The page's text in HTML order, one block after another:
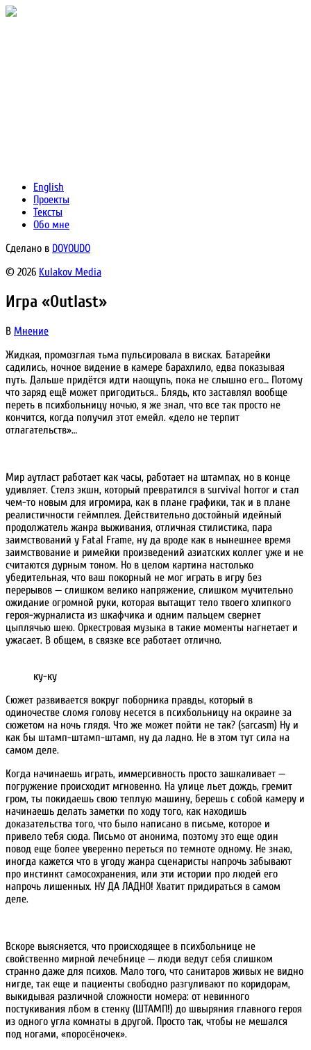
English
Проекты
Тексты
Обо мне
Сделано в DOYOUDO
© 2026 Kulakov Media
Игра «Outlast»
В Мнение
Жидкая, промозглая тьма пульсировала в висках. Батарейки
садились, ночное видение в камере барахлило, едва показывая
путь. Дальше придётся идти наощупь, пока не слышно его… Потому
что заряд ещё может пригодиться.. Блядь, кто заставлял вообще
переть в психбольницу ночью, я же знал, что все так просто не
кончится, когда получил этот емейл. «дело не терпит
отлагательств»…
Мир аутласт работает как часы, работает на штампах, но в конце
удивляет. Стелз экшн, который превратился в survival horror и стал
чем-то новым для игромира, как в плане графики, так и в плане
реалистичности геймплея. Действительно достойный идейный
продолжатель жанра выживания, отличная стилистика, пара
заимствований у Fatal Frame, ну да вроде как в нынешнее время
заимствование и римейки произведений азиатских коллег уже и не
считаются дурным тоном. Но в целом картина настолько
убедительная, что ваш покорный не мог играть в игру без
перерывов — слишком велико напряжение, слишком мучительно
ожидание огромной руки, которая вытащит тело твоего хлипкого
героя-журналиста из шкафчика и одним пальцем свернет
цыплячью шею. Оркестровая музыка в такие моменты нагнетает и
ужасает. В общем, в связке все работает отлично.
ку-ку
Сюжет развивается вокруг поборника правды, который в
одиночестве сломя голову несется в психбольницу на окраине за
сюжетом на ночь глядя. Что же может пойти не так? (sarcasm) Ну и
как бы штамп-штамп-штамп, ну да ладно. Не в этом тут сила на
самом деле.
Когда начинаешь играть, иммерсивность просто зашкаливает —
погружение происходит мгновенно. На улице льет дождь, гремит
гром, ты покидаешь свою теплую машину, берешь с собой камеру и
начинаешь делать заметки по ходу того, как находишь
доказательства того, что было написано в письме, которое и
привело тебя сюда. Письмо от анонима, поэтому это еще один
повод еще более уверенно переться по темноте одному. Не знаю,
иногда кажется что в угоду жанра сценаристы напрочь забывают
про инстинкт самосохранения, или эти истории про людей его
напрочь лишенных. НУ ДА ЛАДНО! Хватит придираться в самом
деле.
Вскоре выясняется, что происходящее в психбольнице не
свойственно мирной лечебнице — люди ведут себя слишком
странно даже для психов. Мало того, что санитаров живых не видно
нигде, так еще и пациенты свободно разгуливают по коридорам,
выкидывая различной сложности номера: от невинного
постукивания лбом в стенку (ШТАМП!) до швыряния главного героя
из одного угла комнаты в другой. Просто так, чтобы не мешался
под ногами, «поросёночек».